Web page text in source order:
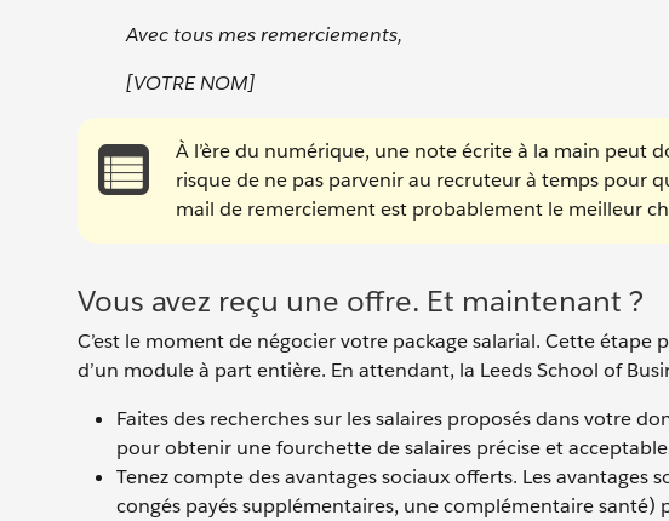
Avec tous mes remerciements,
[VOTRE NOM]
À l’ère du numérique, une note écrite à la main peut
risque de ne pas parvenir au recruteur à temps pour
mail de remerciement est probablement le meilleur
Vous avez reçu une offre. Et maintenant ?
C’est le moment de négocier votre package salarial. Cette
d’un module à part entière. En attendant, la Leeds School of
Faites des recherches sur les salaires proposés dans votre
pour obtenir une fourchette de salaires précise et
Tenez compte des avantages sociaux offerts. Les
congés payés supplémentaires, une complémentaire